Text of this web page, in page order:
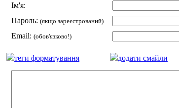
Ім'я:
Пароль: (якщо зареєстрований)
Email: (обов'язково!)
теги форматування додати смайли